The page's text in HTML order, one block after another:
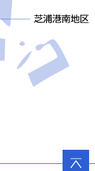
ページ